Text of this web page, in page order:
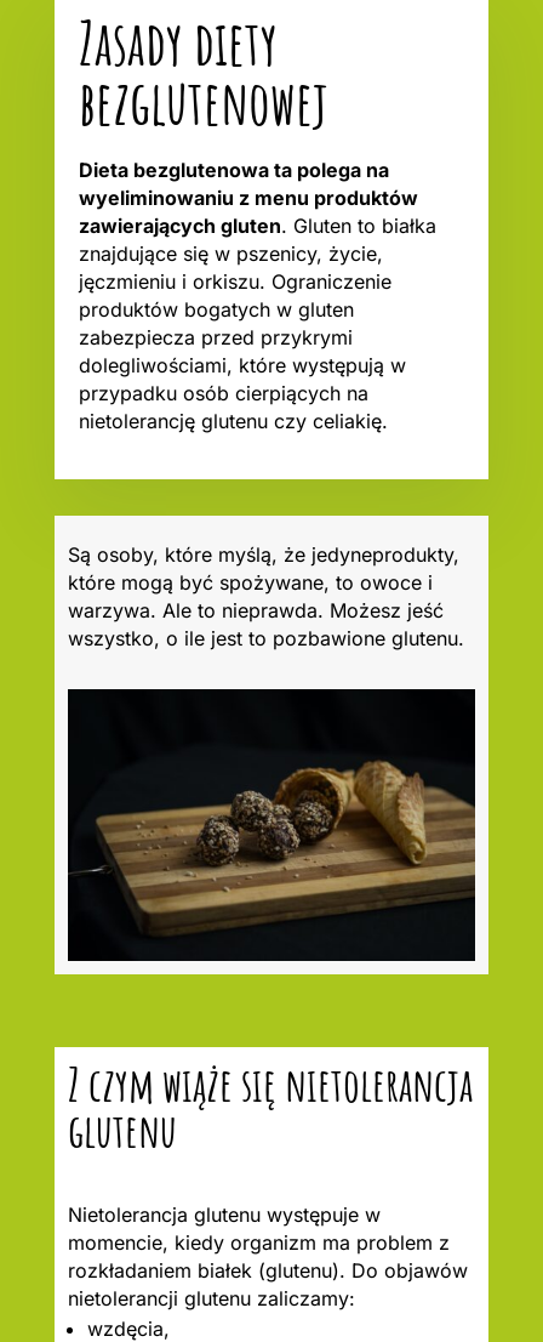
Zasady diety
bezglutenowej
Dieta bezglutenowa ta polega na
wyeliminowaniu z menu produktów
zawierających gluten. Gluten to białka
znajdujące się w pszenicy, życie,
jęczmieniu i orkiszu. Ograniczenie
produktów bogatych w gluten
zabezpiecza przed przykrymi
dolegliwościami, które występują w
przypadku osób cierpiących na
nietolerancję glutenu czy celiakię.
Są osoby, które myślą, że jedyneprodukty,
które mogą być spożywane, to owoce i
warzywa. Ale to nieprawda. Możesz jeść
wszystko, o ile jest to pozbawione glutenu.
Z czym wiąże się nietolerancja
glutenu
Nietolerancja glutenu występuje w
momencie, kiedy organizm ma problem z
rozkładaniem białek (glutenu). Do objawów
nietolerancji glutenu zaliczamy:
wzdęcia,